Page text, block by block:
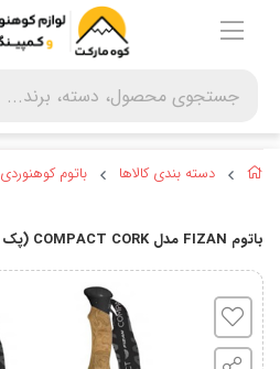
دسته بندی کالاها باتوم کوهنوردی
باتوم FIZAN مدل COMPACT CORK (پک دو عددی)